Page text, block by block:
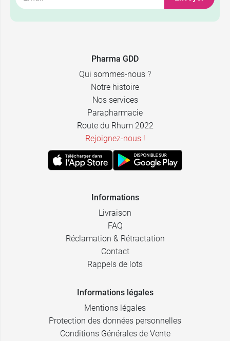
8,49 €
Pharma GDD
Qui sommes-nous ?
Notre histoire
Nos services
Parapharmacie
Route du Rhum 2022
Rejoignez-nous !
Informations
Livraison
FAQ
Réclamation & Rétractation
Contact
Rappels de lots
Informations légales
Mentions légales
Protection des données personnelles
Conditions Générales de Vente